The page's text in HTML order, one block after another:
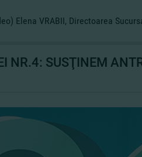
Elena VRABII, Directoarea
NR.4: SUSŢINEM